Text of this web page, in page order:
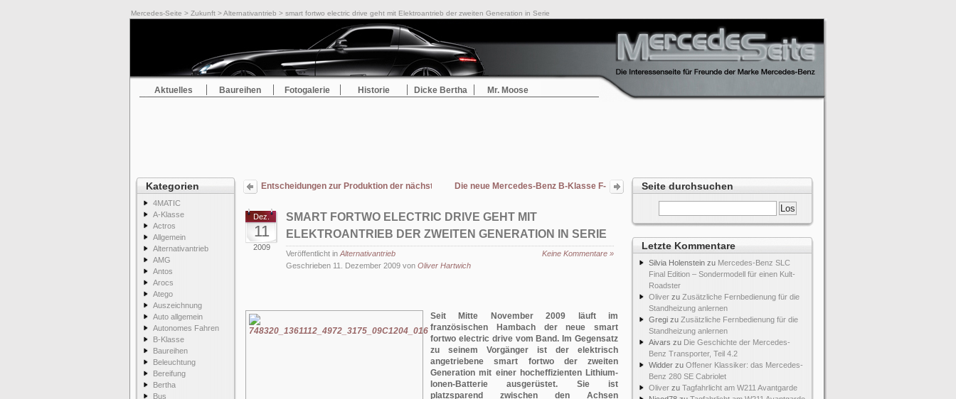
Mercedes-Seite > Zukunft >Alternativantrieb > smart fortwo electric drive geht mit Elektroantrieb der zweiten Generation in Serie
Aktuelles Baureihen Fotogalerie Historie Dicke Bertha Mr. Moose
Kategorien
4MATIC
A-Klasse
Actros
Allgemein
Alternativantrieb
AMG
Antos
Arocs
Atego
Auszeichnung
Auto allgemein
Autonomes Fahren
B-Klasse
Baureihen
Beleuchtung
Bereifung
Bertha
Bus
Seite durchsuchen
Letzte Kommentare
Silvia Holenstein zu Mercedes-Benz SLC
Final Edition – Sondermodell für einen Kult-
Roadster
Oliver zu Zusätzliche Fernbedienung für die
Standheizung anlernen
Gregi zu Zusätzliche Fernbedienung für die
Standheizung anlernen
Aivars zu Die Geschichte der Mercedes-
Benz Transporter, Teil 4.2
Widder zu Offener Klassiker: das Mercedes-
Benz 280 SE Cabriolet
Oliver zu Tagfahrlicht am W211 Avantgarde
Entscheidungen zur Produktion der nächsten C-Klasse GenerationDie neue Mercedes-Benz B-Klasse F-
Dez.
11
2009
SMART FORTWO ELECTRIC DRIVE GEHT MIT
ELEKTROANTRIEB DER ZWEITEN GENERATION IN SERIE
Veröffentlicht in Alternativantrieb
Keine Kommentare »
Geschrieben 11. Dezember 2009 von Oliver Hartwich
Seit Mitte November 2009 läuft im
französischen Hambach der neue smart
fortwo electric drive vom Band. Im Gegensatz
zu seinem Vorgänger ist der elektrisch
angetriebene smart fortwo der zweiten
Generation mit einer hocheffizienten Lithium-
Ionen-Batterie ausgerüstet. Sie ist
platzsparend zwischen den Achsen